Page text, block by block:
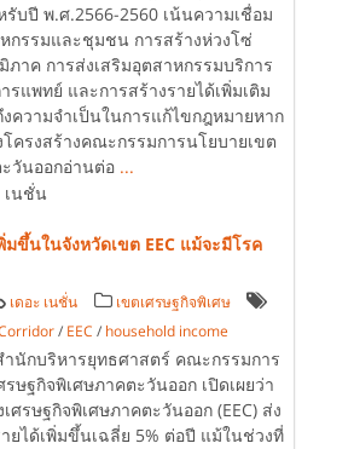
บปี พ.ศ.2566-2560 เน้นความเชื่อม
กรรมและชุมชน การสร้างห่วงโซ่
าค การส่งเสริมอุตสาหกรรมบริการ
แพทย์ และการสร้างรายได้เพิ่มเติม
ความจำเป็นในการแก้ไขกฎหมายหาก
ครงสร้างคณะกรรมการนโยบายเขต
วันออกอ่านต่อ ...
เนชั่น
มขึ้นในจังหวัดเขต EEC แม้จะมีโรค
เดอะ เนชั่น
เขตเศรษฐกิจพิเศษ
/ EEC / household income
ำนักบริหารยุทธศาสตร์ คณะกรรมการ
รษฐกิจพิเศษภาคตะวันออก เปิดเผยว่า
ศรษฐกิจพิเศษภาคตะวันออก (EEC) ส่ง
ยได้เพิ่มขึ้นเฉลี่ย 5% ต่อปี แม้ในช่วงที่